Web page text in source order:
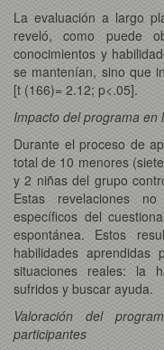
La evaluación a largo
reveló, como puede
conocimientos y
se mantenían, sino que
[t (166)= 2.12; p<.05].
Impacto del programa en
Durante el proceso de
total de 10 menores
y 2 niñas del grupo
Estas revelaciones
específicos del
espontánea. Estos
habilidades
situaciones reales: la
sufridos y buscar ayuda.
Valoración del
participantes